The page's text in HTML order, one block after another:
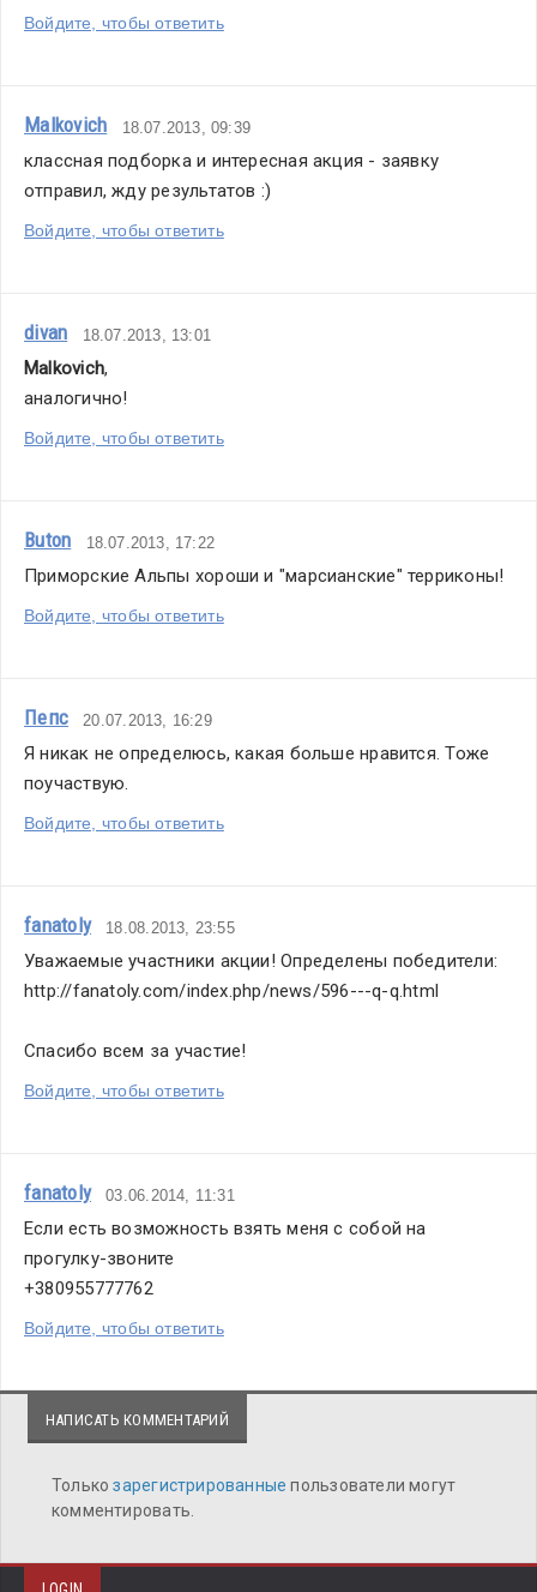
Войдите, чтобы ответить
Malkovich 18.07.2013, 09:39
классная подборка и интересная акция - заявку
отправил, жду результатов :)
Войдите, чтобы ответить
divan 18.07.2013, 13:01
Malkovich,
аналогично!
Войдите, чтобы ответить
Buton 18.07.2013, 17:22
Приморские Альпы хороши и "марсианские" терриконы!
Войдите, чтобы ответить
Пепс 20.07.2013, 16:29
Я никак не определюсь, какая больше нравится. Тоже
поучаствую.
Войдите, чтобы ответить
fanatoly 18.08.2013, 23:55
Уважаемые участники акции! Определены победители:
http://fanatoly.com/index.php/news/596---q-q.html
Спасибо всем за участие!
Войдите, чтобы ответить
fanatoly 03.06.2014, 11:31
Если есть возможность взять меня с собой на
прогулку-звоните
+380955777762
Войдите, чтобы ответить
НАПИСАТЬ КОММЕНТАРИЙ
Толькозарегистрированныепользователи могут
комментировать.